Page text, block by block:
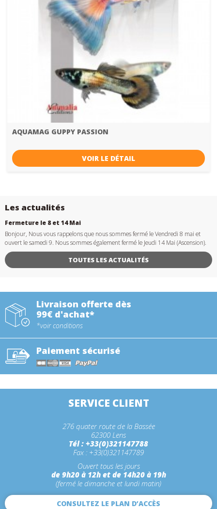
AQUAMAG GUPPY PASSION
VOIR LE DÉTAIL
Les actualités
Fermeture le 8 et 14 Mai
Bonjour, Nous vous rappelons que nous sommes fermé le Vendredi 8 mai et
ouvert le samedi 9. Nous sommes également fermé le Jeudi 14 Mai (Ascension).
TOUTES LES ACTUALITÉS
Livraison offerte dès
99€ d'achat*
*voir conditions
Paiement sécurisé
SERVICE CLIENT
276 quater route de la Bassée
62300 Lens
Tél : +33(0)321147788
Fax : +33(0)321147789
Ouvert tous les jours
de 9h20 à 12h et de 14h20 à 19h
(fermé le dimanche et lundi matin)
CONSULTEZ LE PLAN D’ACCÈS